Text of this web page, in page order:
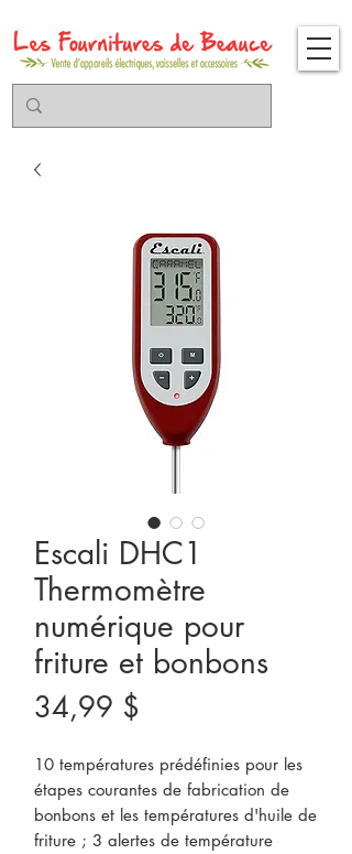
Escali DHC1
Thermomètre
numérique pour
friture et bonbons
34,99 $
10 températures prédéfinies pour les
étapes courantes de fabrication de
bonbons et les températures d'huile de
friture ; 3 alertes de température